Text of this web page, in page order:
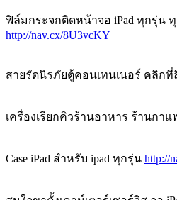
ฟิล์มกระจกติดหน้าจอ iPad ทุกรุ่น
http://nav.cx/8U3vcKY
สายรัดนิรภัยตู้คอนเทนเนอร์ คลิกที่
เครื่องเรียกคิวร้านอาหาร ร้านกาแ
Case iPad สำหรับ ipad ทุกรุ่น http://